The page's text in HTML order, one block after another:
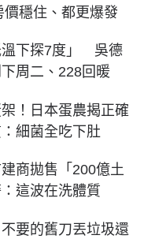
穩住、都更爆發
溫下探7度」 吳德
周二、228回暖
！日本蛋農揭正確
細菌全吃下肚
商拋售「200億土
這波在洗體質
要的舊刀丟垃圾還